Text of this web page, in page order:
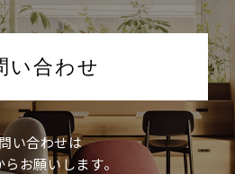
い合わせ
い合わせは
お願いします。